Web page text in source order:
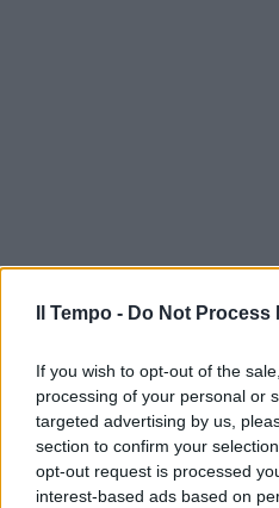
Il Tempo - Do Not Process
If you wish to opt-out of the
processing of your personal or
targeted advertising by us,
section to confirm your
opt-out request is processed
interest-based ads based on